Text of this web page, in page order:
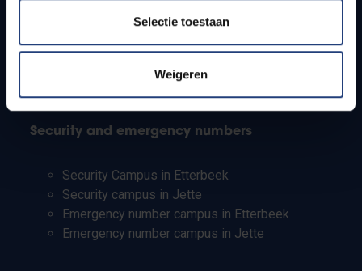
Selectie toestaan
Weigeren
PhD students
Teachers and secondary schools
Working students
Security and emergency numbers
Security Campus in Etterbeek
Security campus in Jette
Emergency number campus in Etterbeek
Emergency number campus in Jette